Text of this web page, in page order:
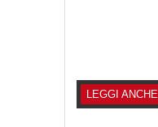
LEGGI ANCHE